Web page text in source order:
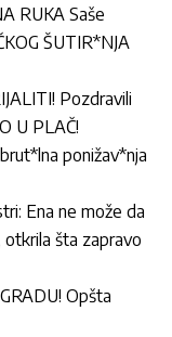
RUKA Saše
ŠUTIR*NJA
Pozdravili
U PLAČ!
ponižav*nja
Ena ne može da
otkrila šta zapravo
Opšta